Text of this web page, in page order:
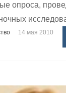
опроса,
14 мая 2010